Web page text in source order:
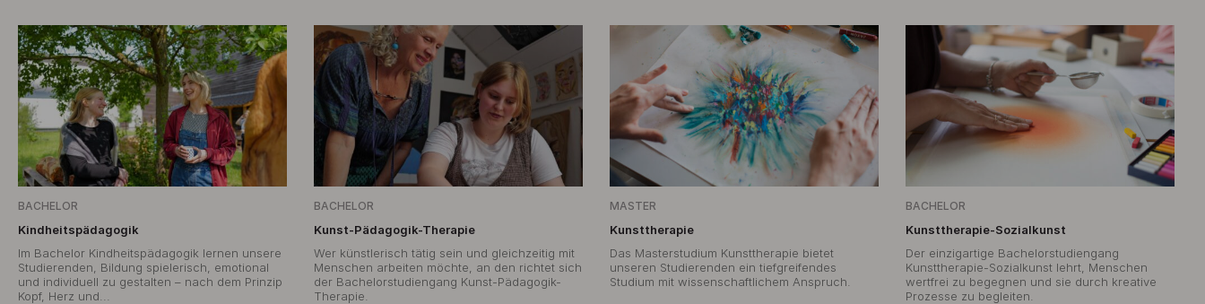
BACHELOR
Kindheitspädagogik
Im Bachelor Kindheitspädagogik lernen unsere
Studierenden, Bildung spielerisch, emotional
und individuell zu gestalten – nach dem Prinzip
Kopf, Herz und...
BACHELOR
Kunst-Pädagogik-Therapie
Wer künstlerisch tätig sein und gleichzeitig mit
Menschen arbeiten möchte, an den richtet sich
der Bachelorstudiengang Kunst-Pädagogik-
Therapie.
MASTER
Kunsttherapie
Das Masterstudium Kunsttherapie bietet
unseren Studierenden ein tiefgreifendes
Studium mit wissenschaftlichem Anspruch.
BACHELOR
Kunsttherapie-Sozialkunst
Der einzigartige Bachelorstudiengang
Kunsttherapie-Sozialkunst lehrt, Menschen
wertfrei zu begegnen und sie durch kreative
Prozesse zu begleiten.